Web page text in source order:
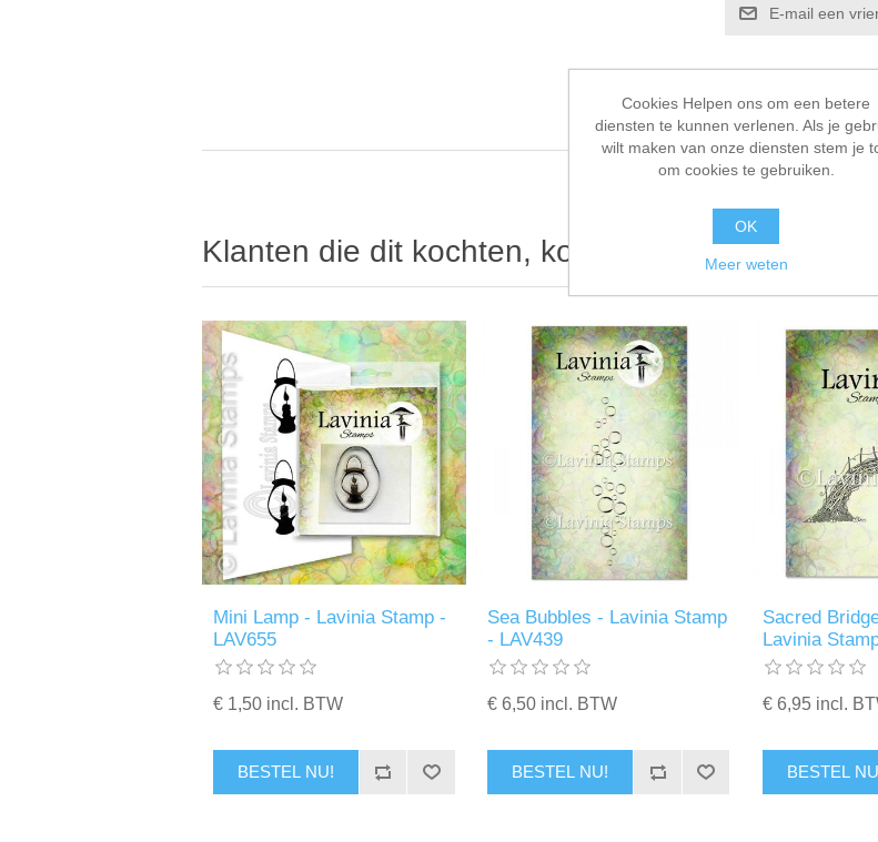
E-mail een
Klanten die dit kochten, kochten ook
Mini Lamp - Lavinia Stamp -
LAV655
€ 1,50 incl. BTW
BESTEL NU!
Sea Bubbles - Lavinia Stamp
- LAV439
€ 6,50 incl. BTW
BESTEL NU!
Sacred
Lavinia
€ 6,95 incl.
BESTEL
Cookies Helpen ons om een betere
diensten te kunnen verlenen. Als je
wilt maken van onze diensten stem je
om cookies te gebruiken.
OK
Meer weten